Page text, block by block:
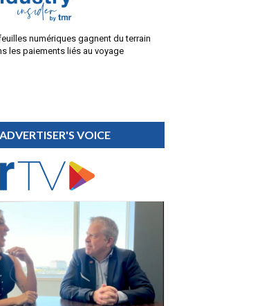
numériques gagnent du terrain
les paiements liés au voyage
ADVERTISER'S VOICE